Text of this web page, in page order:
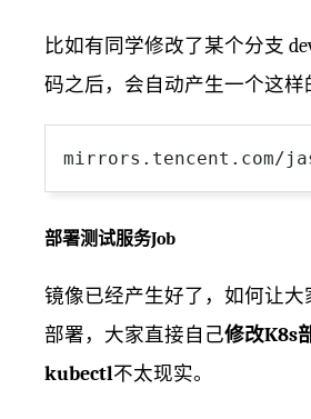
比如有同学修改了某个分支
码之后，会自动产生一个这样
部署测试服务Job
镜像已经产生好了，如何让大
部署，大家直接自己修改K8s
kubectl不太现实。